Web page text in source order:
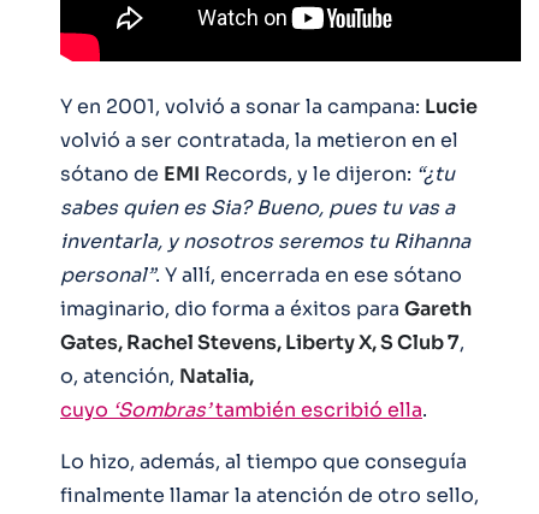
Y en 2001, volvió a sonar la campana: Lucie
volvió a ser contratada, la metieron en el
sótano de EMI Records, y le dijeron: “¿tu
sabes quien es Sia? Bueno, pues tu vas a
inventarla, y nosotros seremos tu Rihanna
personal”. Y allí, encerrada en ese sótano
imaginario, dio forma a éxitos para Gareth
Gates, Rachel Stevens, Liberty X, S Club 7,
o, atención, Natalia,
cuyo ‘Sombras’también escribió ella.
Lo hizo, además, al tiempo que conseguía
finalmente llamar la atención de otro sello,